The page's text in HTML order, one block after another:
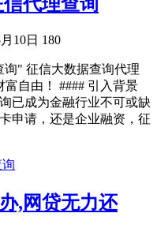
代理查询
10日 180
" 征信大数据查询代理
自由！ #### 引入背景
已成为金融行业不可或缺
申请，还是企业融资，征
,网贷无力还